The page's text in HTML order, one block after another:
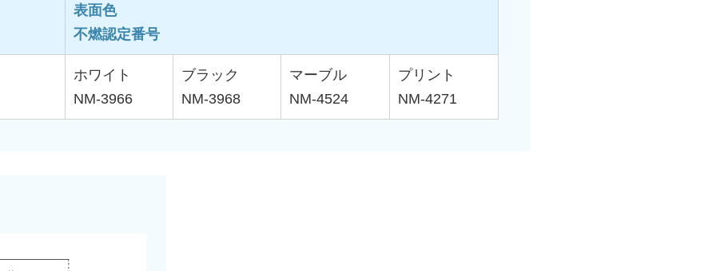
表面色
不燃認定番号
ホワイト
NM-3966
ブラック
NM-3968
マーブル
NM-4524
プリント
NM-4271